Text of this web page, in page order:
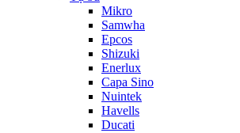
Mikro
Samwha
Epcos
Shizuki
Enerlux
Capa Sino
Nuintek
Havells
Ducati